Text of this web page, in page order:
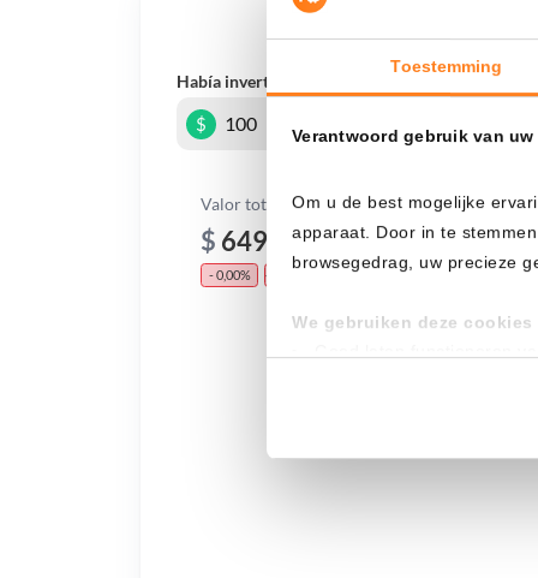
Toestemming
Verantwoord gebruik van
Om u de best mogelijke
apparaat. Door in te
browsegedrag, uw precieze
We gebruiken deze
Klik hieronder om ons
Había invertido
$
Valor total
$ 649,78
- 0,00% - $ 350,22